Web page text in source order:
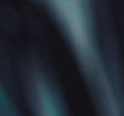
Batteriegesetzhinweise
Widerrufsrecht